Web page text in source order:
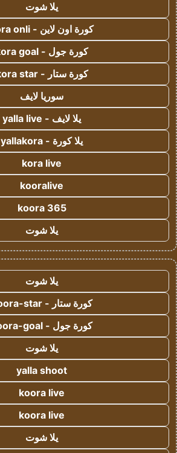
يلا شوت
كورة اون لاين - kora onli
كورة جول - kora goal
كورة ستار - kora star
سوريا لايف
يلا لايف - yalla live
يلا كورة - yallakora
kora live
kooralive
koora 365
يلا شوت
يلا شوت
كورة ستار - koora-star
كورة جول - koora-goal
يلا شوت
yalla shoot
koora live
koora live
يلا شوت